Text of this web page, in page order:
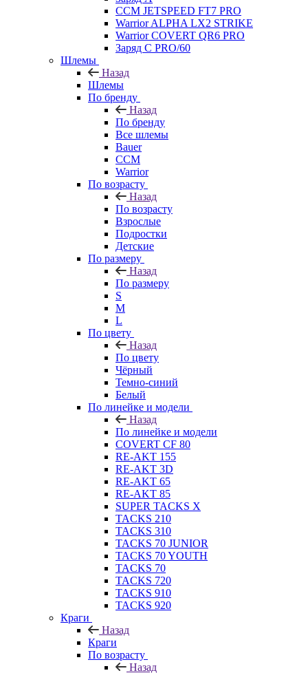
CCM JETSPEED FT7 PRO
Warrior ALPHA LX2 STRIKE
Warrior COVERT QR6 PRO
Заряд С PRO/60
Шлемы
Назад
Шлемы
По бренду
Назад
По бренду
Все шлемы
Bauer
CCM
Warrior
По возрасту
Назад
По возрасту
Взрослые
Подростки
Детские
По размеру
Назад
По размеру
S
M
L
По цвету
Назад
По цвету
Чёрный
Темно-синий
Белый
По линейке и модели
Назад
По линейке и модели
COVERT CF 80
RE-AKT 155
RE-AKT 3D
RE-AKT 65
RE-AKT 85
SUPER TACKS X
TACKS 210
TACKS 310
TACKS 70 JUNIOR
TACKS 70 YOUTH
TACKS 70
TACKS 720
TACKS 910
TACKS 920
Краги
Назад
Краги
По возрасту
Назад